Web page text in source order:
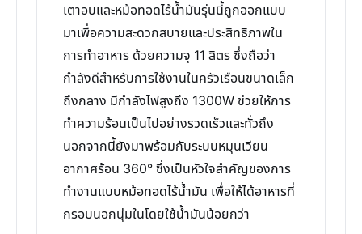
เตาอบและหม้อทอดไร้น้ำมันรุ่นนี้ถูกออกแบบ
มาเพื่อความสะดวกสบายและประสิทธิภาพใน
การทำอาหาร ด้วยความจุ 11 ลิตร ซึ่งถือว่า
กำลังดีสำหรับการใช้งานในครัวเรือนขนาดเล็ก
ถึงกลาง มีกำลังไฟสูงถึง 1300W ช่วยให้การ
ทำความร้อนเป็นไปอย่างรวดเร็วและทั่วถึง
นอกจากนี้ยังมาพร้อมกับระบบหมุนเวียน
อากาศร้อน 360° ซึ่งเป็นหัวใจสำคัญของการ
ทำงานแบบหม้อทอดไร้น้ำมัน เพื่อให้ได้อาหารที่
กรอบนอกนุ่มในโดยใช้น้ำมันน้อยกว่า